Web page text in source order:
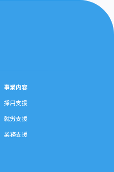
事業内容
採用支援
就労支援
業務支援